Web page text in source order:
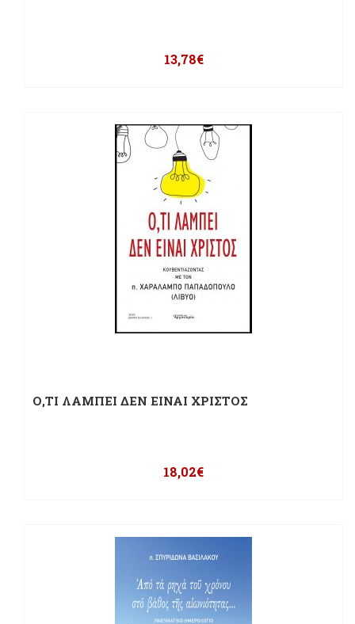
13,78€
Ο,ΤΙ ΛΑΜΠΕΙ ΔΕΝ ΕΙΝΑΙ ΧΡΙΣΤΟΣ
18,02€